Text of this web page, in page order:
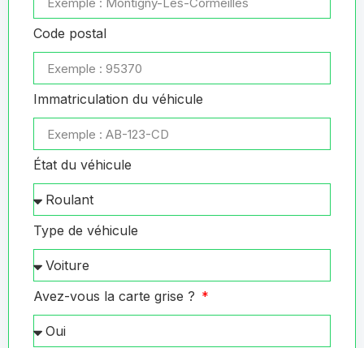
Code postal
Immatriculation du véhicule
État du véhicule
Type de véhicule
Avez-vous la carte grise ?